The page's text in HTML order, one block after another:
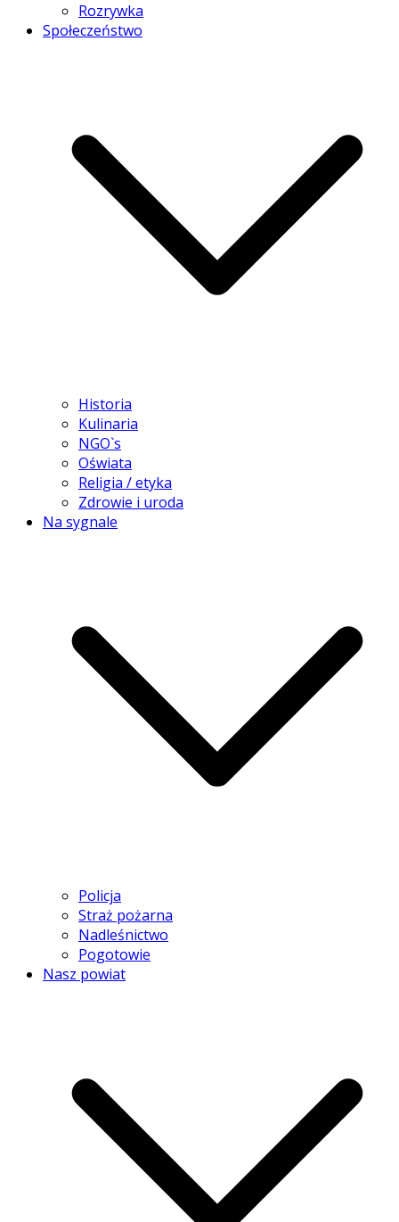
Rozrywka
Społeczeństwo
Historia
Kulinaria
NGO`s
Oświata
Religia / etyka
Zdrowie i uroda
Na sygnale
Policja
Straż pożarna
Nadleśnictwo
Pogotowie
Nasz powiat